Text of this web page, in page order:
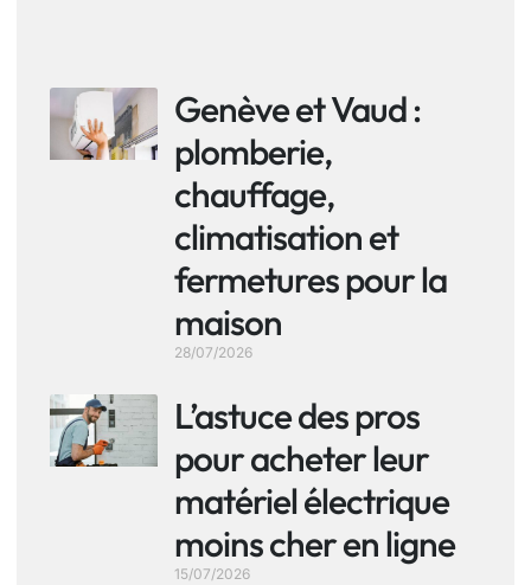
Genève et Vaud :
plomberie,
chauffage,
climatisation et
fermetures pour la
maison
28/07/2026
L’astuce des pros
pour acheter leur
matériel électrique
moins cher en ligne
15/07/2026